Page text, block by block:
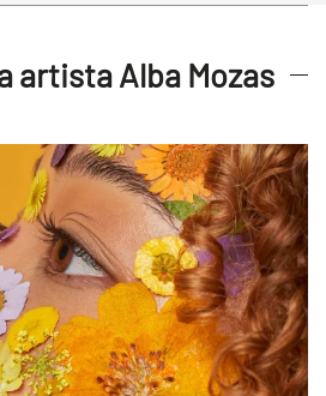
artista Alba Mozas